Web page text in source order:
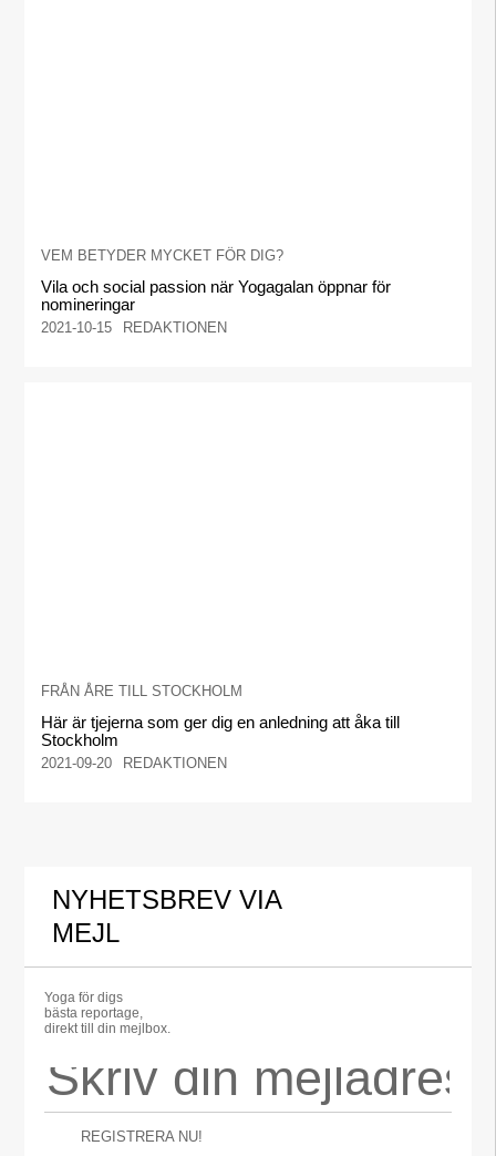
VEM BETYDER MYCKET FÖR DIG?
Vila och social passion när Yogagalan öppnar för
nomineringar
2021-10-15 REDAKTIONEN
FRÅN ÅRE TILL STOCKHOLM
Här är tjejerna som ger dig en anledning att åka till
Stockholm
2021-09-20 REDAKTIONEN
NYHETSBREV VIA
MEJL
Yoga för digs
bästa reportage,
direkt till din mejlbox.
REGISTRERA NU!